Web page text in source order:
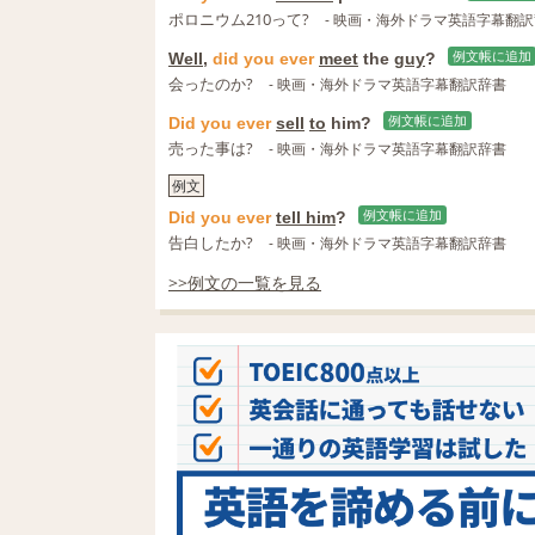
ポロニウム210って? - 映画・海外ドラマ英語字幕翻
Well, did you ever meet the guy? 例文帳に追加
会ったのか? - 映画・海外ドラマ英語字幕翻訳辞書
Did you ever sell to him? 例文帳に追加
売った事は?
- 映画・海外ドラマ英語字幕翻訳辞書
例文
Did you ever tell him? 例文帳に追加
告白したか? - 映画・海外ドラマ英語字幕翻訳辞書
>>例文の一覧を見る